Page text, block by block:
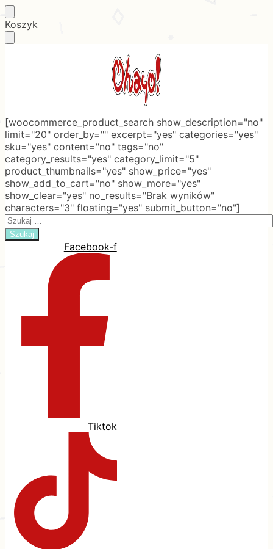
Skip
to
Skip
to
Koszyk
[woocommerce_product_search show_description="no"
limit="20" order_by="" excerpt="yes" categories="yes"
sku="yes" content="no" tags="no"
category_results="yes" category_limit="5"
product_thumbnails="yes" show_price="yes"
show_add_to_cart="no" show_more="yes"
show_clear="yes" no_results="Brak wyników"
characters="3" floating="yes" submit_button="no"]
Search
for:
Facebook-f
Tiktok